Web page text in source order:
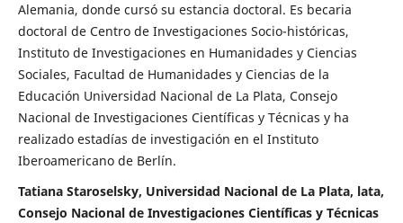
Alemania, donde cursó su estancia doctoral. Es becaria
doctoral de Centro de Investigaciones Socio-históricas,
Instituto de Investigaciones en Humanidades y Ciencias
Sociales, Facultad de Humanidades y Ciencias de la
Educación Universidad Nacional de La Plata, Consejo
Nacional de Investigaciones Científicas y Técnicas y ha
realizado estadías de investigación en el Instituto
Iberoamericano de Berlín.
Tatiana Staroselsky, Universidad Nacional de La Plata, lata,
Consejo Nacional de Investigaciones Científicas y Técnicas